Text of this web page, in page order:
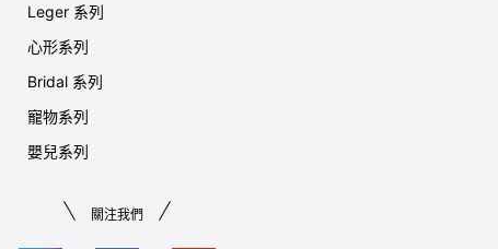
Leger 系列
心形系列
Bridal 系列
寵物系列
嬰兒系列
關注我們